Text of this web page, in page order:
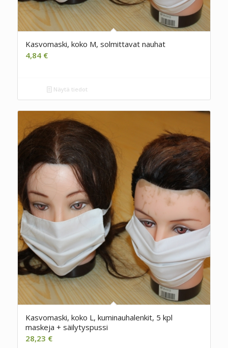
Kasvomaski, koko M, solmittavat nauhat
4,84 €
Näytä tiedot
Kasvomaski, koko L, kuminauhalenkit, 5 kpl
maskeja + säilytyspussi
28,23 €